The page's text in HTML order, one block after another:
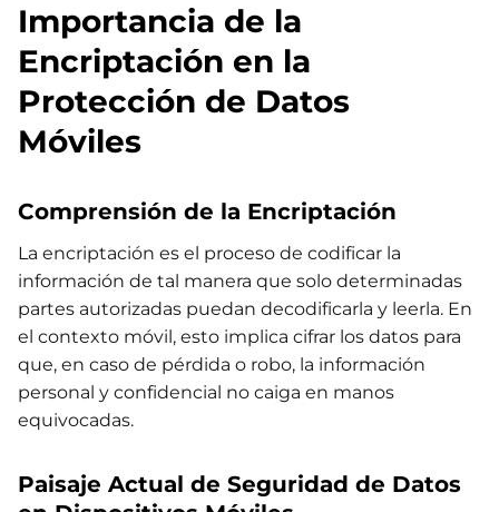
Importancia de la
Encriptación en la
Protección de Datos
Móviles
Comprensión de la Encriptación
La encriptación es el proceso de codificar la
información de tal manera que solo determinadas
partes autorizadas puedan decodificarla y leerla. En
el contexto móvil, esto implica cifrar los datos para
que, en caso de pérdida o robo, la información
personal y confidencial no caiga en manos
equivocadas.
Paisaje Actual de Seguridad de Datos